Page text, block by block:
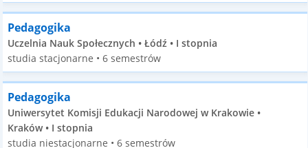
Pedagogika
Uczelnia Nauk Społecznych • Łódź • I stopnia
studia stacjonarne • 6 semestrów
Pedagogika
Uniwersytet Komisji Edukacji Narodowej w Krakowie •
Kraków • I stopnia
studia niestacjonarne • 6 semestrów